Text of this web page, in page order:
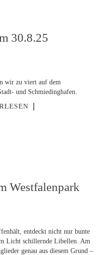
30.8.25
wir zu viert auf dem
und Schmiedinghafen.
Westfalenpark
entdeckt nicht nur bunte
Licht schillernde Libellen. Am
genau aus diesem Grund –